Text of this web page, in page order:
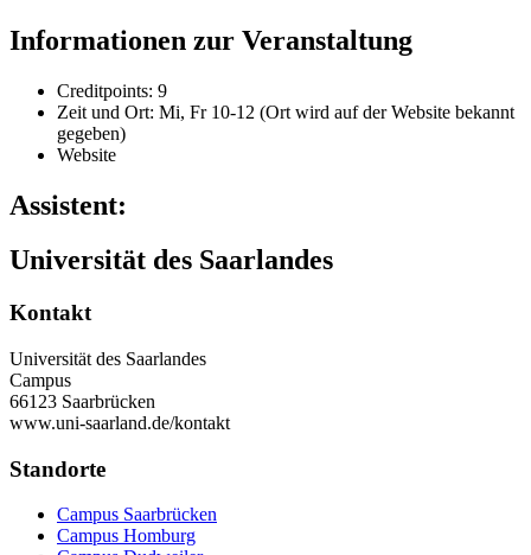
Informationen zur Veranstaltung
Creditpoints: 9
Zeit und Ort: Mi, Fr 10-12 (Ort wird auf der Website bekannt
gegeben)
Website
Assistent:
Universität des Saarlandes
Kontakt
Universität des Saarlandes
Campus
66123 Saarbrücken
www.uni-saarland.de/kontakt
Standorte
Campus Saarbrücken
Campus Homburg